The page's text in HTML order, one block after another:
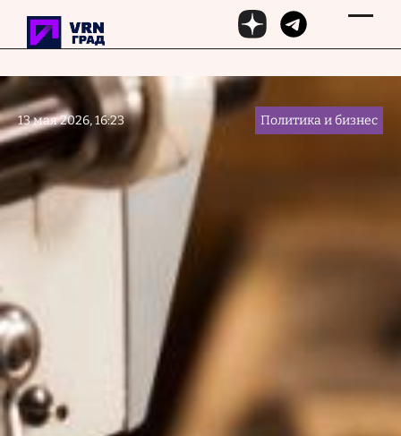
Перейти к основному содержанию
13 мая 2026, 16:23 Политика и бизнес